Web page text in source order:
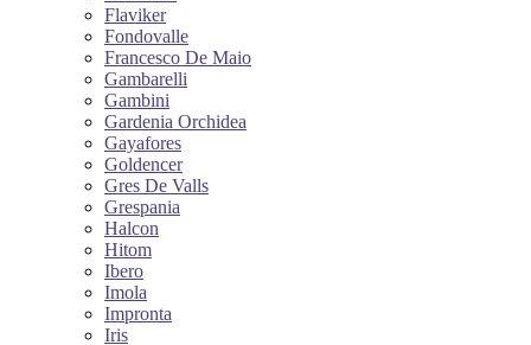
Flaviker
Fondovalle
Francesco De Maio
Gambarelli
Gambini
Gardenia Orchidea
Gayafores
Goldencer
Gres De Valls
Grespania
Halcon
Hitom
Ibero
Imola
Impronta
Iris